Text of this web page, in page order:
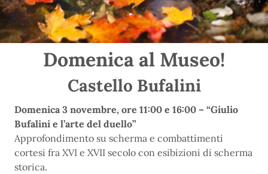
Domenica al Museo!
Castello Bufalini
Domenica 3 novembre, ore 11:00 e 16:00 – “Giulio
Bufalini e l’arte del duello”
Approfondimento su scherma e combattimenti
cortesi fra XVI e XVII secolo con esibizioni di scherma
storica.